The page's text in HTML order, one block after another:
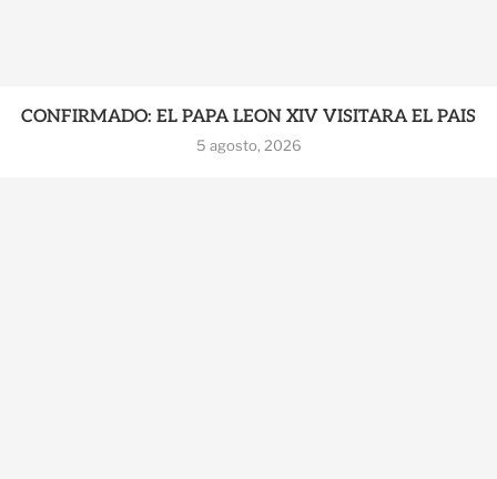
CONFIRMADO: EL PAPA LEON XIV VISITARA EL PAIS
5 agosto, 2026